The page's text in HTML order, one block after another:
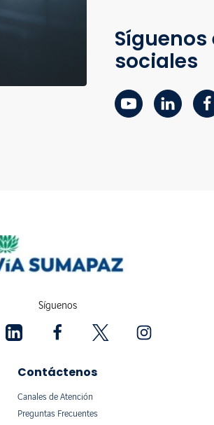
sociales
Síguenos
Contáctenos
Canales de Atención
Preguntas Frecuentes